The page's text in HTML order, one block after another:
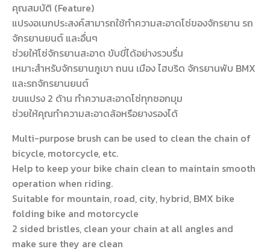
คุณสมบัติ (Feature)
แปรงอเนกประสงค์สามารถใช้ทำความสะอาดโซ่ของจักรยาน รถ
จักรยานยนต์ และอื่นๆ
ช่วยให้โซ่จักรยานสะอาด ขับขี่ได้อย่างรวบรื่น
เหมาะสำหรับจักรยานภูเขา ถนน เมือง ไฮบริด จักรยานพับ BMX
และรถจักรยานยนต์
ขนแปรง 2 ด้าน ทำความสะอาดโซ่ทุกซอกมุม
ช่วยให้คุณทำความสะอาดล้อหรือยางรองได้
Multi-purpose brush can be used to clean the chain of
bicycle, motorcycle, etc.
Help to keep your bike chain clean to maintain smooth
operation when riding.
Suitable for mountain, road, city, hybrid, BMX bike
folding bike and motorcycle
2 sided bristles, clean your chain at all angles and
make sure they are clean